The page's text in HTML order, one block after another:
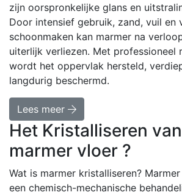
zijn oorspronkelijke glans en
Door intensief gebruik, zand, vuil en
schoonmaken kan marmer na
uiterlijk verliezen. Met professioneel
wordt het oppervlak hersteld,
langdurig beschermd.
Lees meer
Het Kristalliseren
marmer vloer ?
Wat is marmer kristalliseren?
een chemisch-mechanische